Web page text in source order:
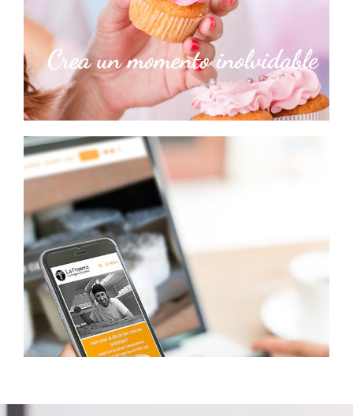
Diseño web
Diseño logo
Social Media
Posicionamiento SEO
Formatges La Frasera
Diseño web
E-commerce
Posicionamiento SEO